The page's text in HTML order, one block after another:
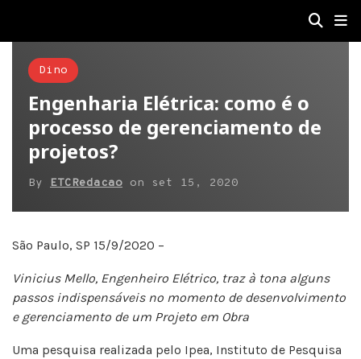
Dino
Engenharia Elétrica: como é o
processo de gerenciamento de
projetos?
By ETCRedacao on set 15, 2020
São Paulo, SP 15/9/2020 –
Vinicius Mello, Engenheiro Elétrico, traz à tona alguns
passos indispensáveis no momento de desenvolvimento
e gerenciamento de um Projeto em Obra
Uma pesquisa realizada pelo Ipea, Instituto de Pesquisa